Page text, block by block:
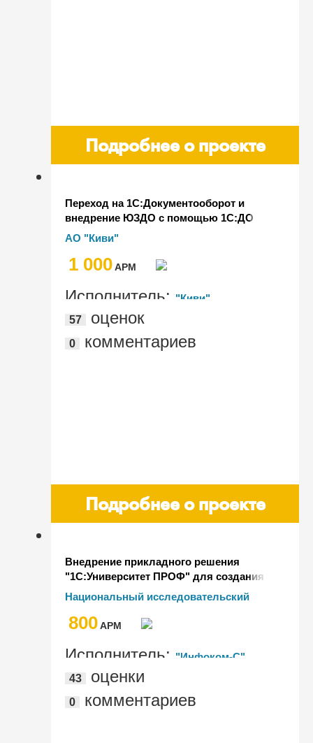
Подробнее о проекте
Переход на 1С:Документооборот и
внедрение ЮЗДО с помощью 1С:ДО
АО "Киви"
1 000AРМ
Исполнитель: "Киви"
57
оценок
0 комментариев
Подробнее о проекте
Внедрение прикладного решения
"1С:Университет ПРОФ" для создания
комплексной автоматизированной
информационной системы НИТУ
"МИСиС"
Национальный исследовательский
800AРМ
Исполнитель: "Инфоком-С"
43
оценки
0 комментариев